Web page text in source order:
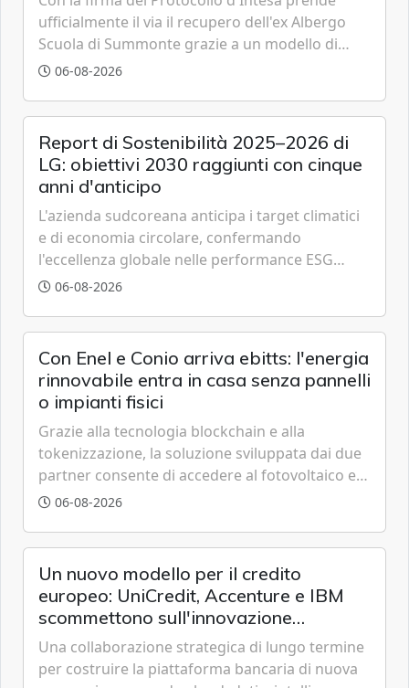
ufficialmente il via il recupero dell'ex Albergo
Scuola di Summonte grazie a un modello di
partenariato pubblico-privato e a una rete di
06-08-2026
Report di Sostenibilità 2025–2026 di
LG: obiettivi 2030 raggiunti con cinque
anni d'anticipo
L'azienda sudcoreana anticipa i target climatici
e di economia circolare, confermando
l'eccellenza globale nelle performance ESG
grazie a innovazione, accessibilità e governance
06-08-2026
Con Enel e Conio arriva ebitts: l'energia
rinnovabile entra in casa senza pannelli
o impianti fisici
Grazie alla tecnologia blockchain e alla
tokenizzazione, la soluzione sviluppata dai due
partner consente di accedere al fotovoltaico e
all'eolico ottenendo risparmi diretti in bolletta,
06-08-2026
Un nuovo modello per il credito
europeo: UniCredit, Accenture e IBM
scommettono sull'innovazione
tecnologica
Una collaborazione strategica di lungo termine
per costruire la piattaforma bancaria di nuova